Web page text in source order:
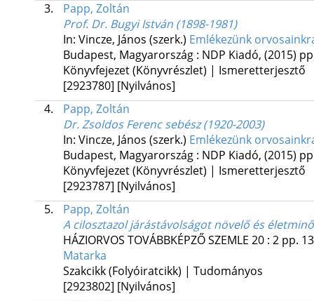
3.
Papp, Zoltán
Prof. Dr. Bugyi István (1898-1981)
In: Vincze, János (szerk.) Emlékezünk
Budapest, Magyarország : NDP Kiadó, (2015)
Könyvfejezet (Könyvrészlet) | Ismeretterjesztő
[2923780] [Nyilvános]
4.
Papp, Zoltán
Dr. Zsoldos Ferenc sebész (1920-2003)
In: Vincze, János (szerk.) Emlékezünk
Budapest, Magyarország : NDP Kiadó, (2015)
Könyvfejezet (Könyvrészlet) | Ismeretterjesztő
[2923787] [Nyilvános]
5.
Papp, Zoltán
A cilosztazol járástávolságot növelő és
HÁZIORVOS TOVÁBBKÉPZŐ SZEMLE 20: 2 pp.
Matarka
Szakcikk (Folyóiratcikk) | Tudományos
[2923802] [Nyilvános]